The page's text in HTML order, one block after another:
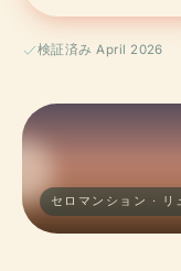
検証済み April 2026
セロマンション · リ